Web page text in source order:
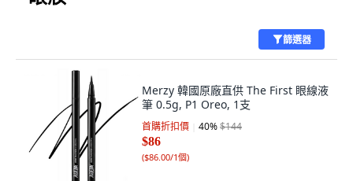
篩選器
Merzy 韓國原廠直供 The First 眼線液
筆 0.5g, P1 Oreo, 1支
首購折扣價 40%$144
$86
($86.00/1個)